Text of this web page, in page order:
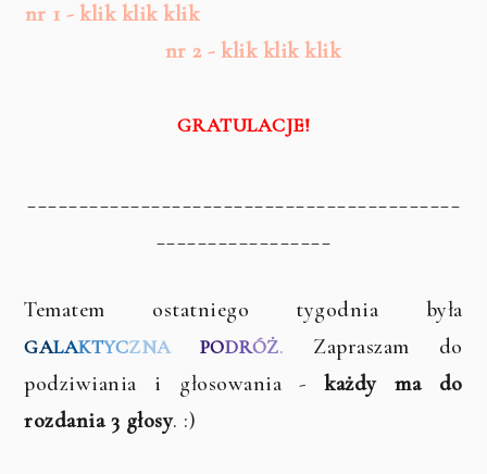
nr 1 - klik klik klik
nr 2 - klik klik klik
GRATULACJE!
Tematem ostatniego tygodnia była
GALAKTYCZNA PODRÓŻ. Zapraszam do
podziwiania i głosowania -każdy ma do
rozdania 3 głosy. :)